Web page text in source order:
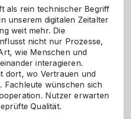
als rein technischer Begriff
unserem digitalen Zeitalter
weit mehr. Die
nicht nur Prozesse,
wie Menschen und
interagieren.
dort, wo Vertrauen und
Fachleute wünschen sich
Nutzer erwarten
Qualität.